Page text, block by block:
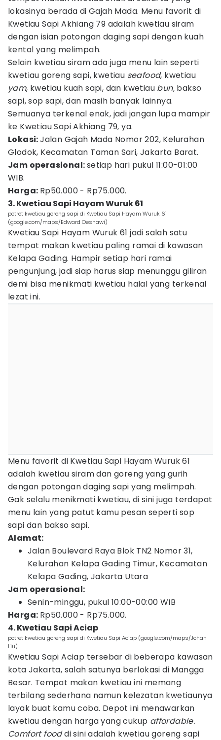
lokasinya berada di Gajah Mada. Menu favorit di
Kwetiau Sapi Akhiang 79 adalah kwetiau siram
dengan isian potongan daging sapi dengan kuah
kental yang melimpah.
Selain kwetiau siram ada juga menu lain seperti
kwetiau goreng sapi, kwetiau seafood, kwetiau
yam, kwetiau kuah sapi, dan kwetiau bun, bakso
sapi, sop sapi, dan masih banyak lainnya.
Semuanya terkenal enak, jadi jangan lupa mampir
ke Kwetiau Sapi Akhiang 79, ya.
Lokasi:Jalan Gajah Mada Nomor 202, Kelurahan
Glodok, Kecamatan Taman Sari, Jakarta Barat.
Jam operasional:setiap hari pukul 11:00-01:00
WIB.
Harga: Rp50.000 - Rp75.000.
3. Kwetiau Sapi Hayam Wuruk 61
potret kwetiau goreng sapi di Kwetiau Sapi Hayam Wuruk 61
(google.com/maps/Edward Oesnawi)
Kwetiau Sapi Hayam Wuruk 61 jadi salah satu
tempat makan kwetiau paling ramai di kawasan
Kelapa Gading. Hampir setiap hari ramai
pengunjung, jadi siap harus siap menunggu giliran
demi bisa menikmati kwetiau halal yang terkenal
lezat ini.
Menu favorit di Kwetiau Sapi Hayam Wuruk 61
adalah kwetiau siram dan goreng yang gurih
dengan potongan daging sapi yang melimpah.
Gak selalu menikmati kwetiau, di sini juga terdapat
menu lain yang patut kamu pesan seperti sop
sapi dan bakso sapi.
Alamat:
Jalan Boulevard Raya Blok TN2 Nomor 31,
Kelurahan Kelapa Gading Timur, Kecamatan
Kelapa Gading, Jakarta Utara
Jam operasional:
Senin-minggu, pukul 10:00-00:00 WIB
Harga: Rp50.000 - Rp75.000.
4. Kwetiau Sapi Aciap
potret kwetiau goreng sapi di Kwetiau Sapi Aciap (google.com/maps/Johan
Liu)
Kwetiau Sapi Aciap tersebar di beberapa kawasan
kota Jakarta, salah satunya berlokasi di Mangga
Besar. Tempat makan kwetiau ini memang
terbilang sederhana namun kelezatan kwetiaunya
layak buat kamu coba. Depot ini menawarkan
kwetiau dengan harga yang cukup affordable.
Comfort fooddi sini adalah kwetiau goreng sapi